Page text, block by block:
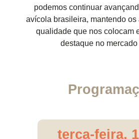
podemos continuar
avícola brasileira, mantendo os
qualidade que nos colocam
destaque no
terça-feira,